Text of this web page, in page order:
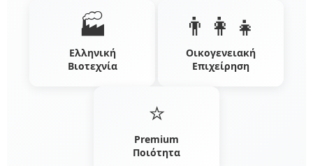
ΟΙΚΙΑΚΑ ΕΙΔΗ
🏭
Ελληνική
Βιοτεχνία
👨‍👩‍👧
Οικογενειακή
Επιχείρηση
⭐
Premium
Ποιότητα